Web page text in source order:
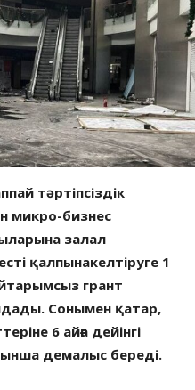
тәртіпсіздік
микро-бизнес
залал
қалпынакелтіруге 1
грант
Сонымен қатар,
6 айға дейінгі
демалыс береді.